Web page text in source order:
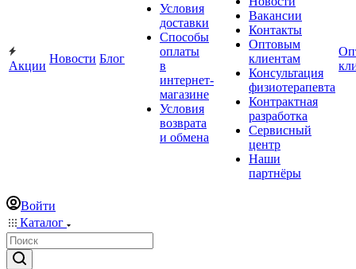
Акции
Новости Блог
Условия
доставки
Способы
оплаты
в
интернет-
магазине
Условия
возврата
и обмена
Вакансии
Контакты
Оптовым
клиентам
Консультация
физиотерапевта
Контрактная
разработка
Сервисный
центр
Наши
партнёры
Войти
Каталог